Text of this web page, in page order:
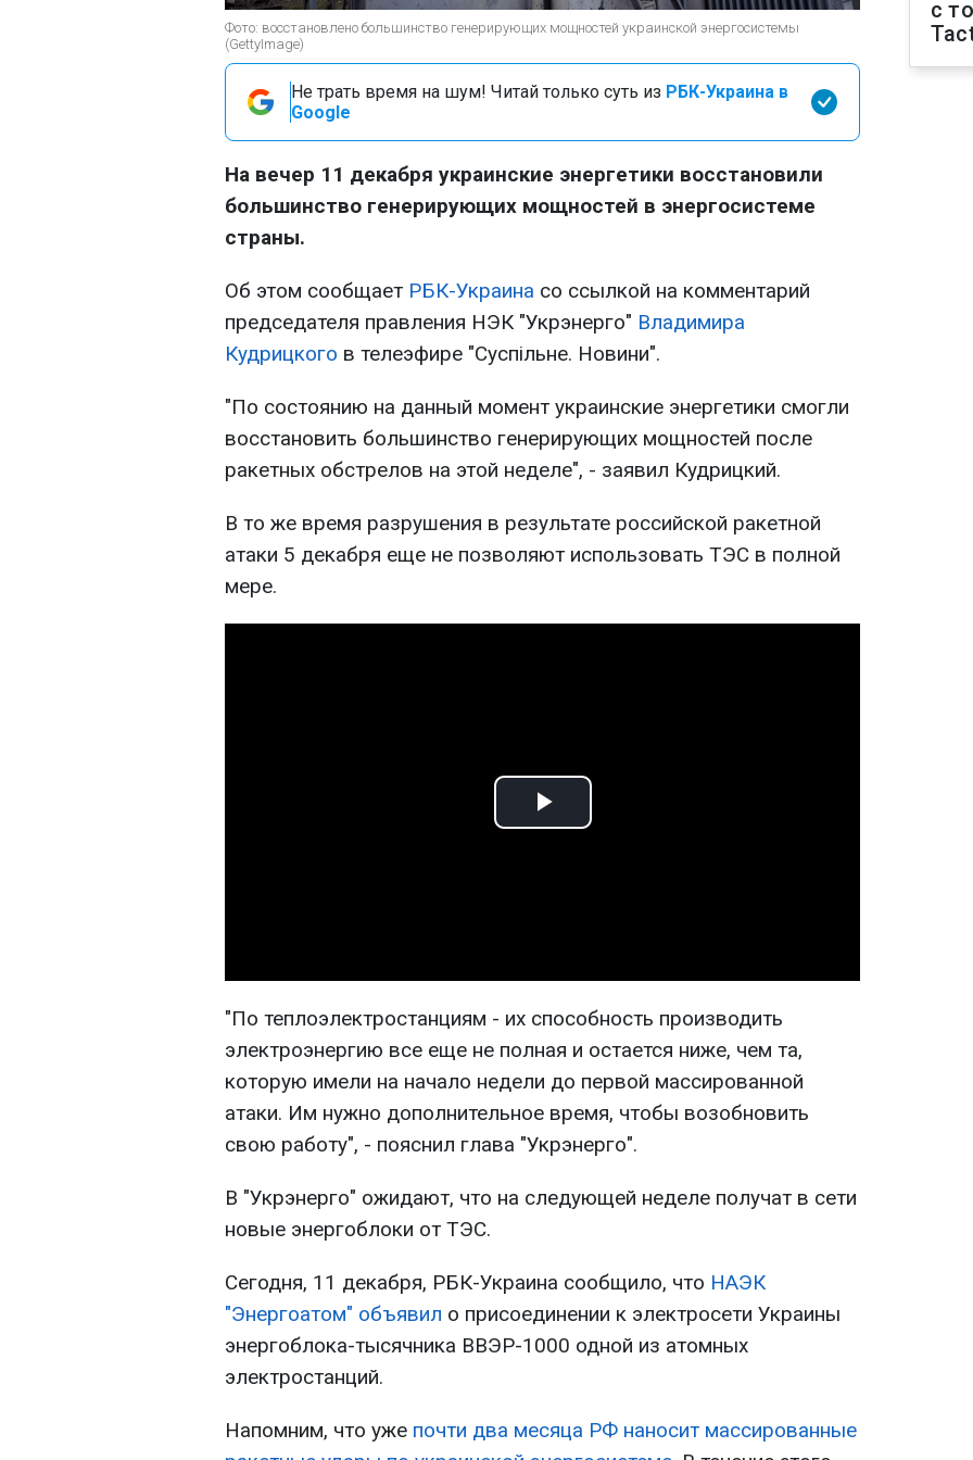
Фото: восстановлено большинство генерирующих мощностей украинской энергосистемы
(GettyImage)
Не трать время на шум! Читай только суть из РБК-Украина в
Google
На вечер 11 декабря украинские энергетики восстановили
большинство генерирующих мощностей в энергосистеме
страны.
Об этом сообщает РБК-Украина со ссылкой на комментарий
председателя правления НЭК "Укрэнерго" Владимира
Кудрицкого в телеэфире "Суспільне. Новини".
"По состоянию на данный момент украинские энергетики смогли
восстановить большинство генерирующих мощностей после
ракетных обстрелов на этой неделе", - заявил Кудрицкий.
В то же время разрушения в результате российской ракетной
атаки 5 декабря еще не позволяют использовать ТЭС в полной
мере.
Play
"По теплоэлектростанциям - их способность производить
электроэнергию все еще не полная и остается ниже, чем та,
которую имели на начало недели до первой массированной
атаки. Им нужно дополнительное время, чтобы возобновить
свою работу", - пояснил глава "Укрэнерго".
В "Укрэнерго" ожидают, что на следующей неделе получат в сети
новые энергоблоки от ТЭС.
Сегодня, 11 декабря, РБК-Украина сообщило, что НАЭК
"Энергоатом" объявил о присоединении к электросети Украины
энергоблока-тысячника ВВЭР-1000 одной из атомных
электростанций.
Напомним, что уже почти два месяца РФ наносит массированные
с